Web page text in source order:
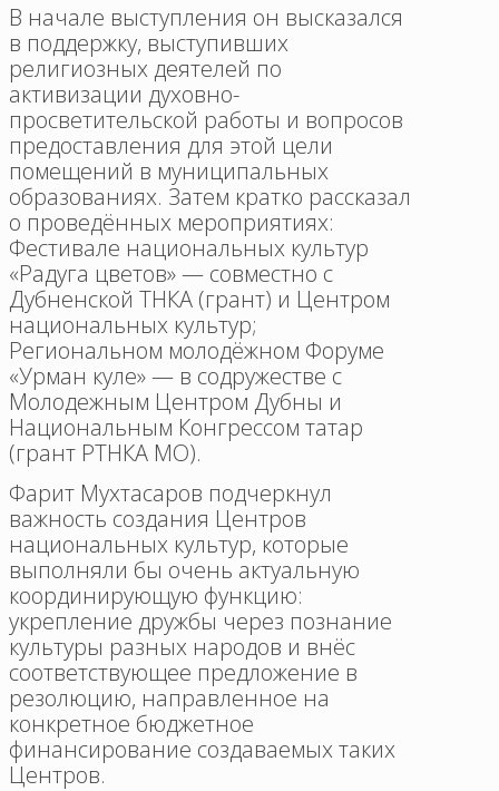
В начале выступления он высказался
в поддержку, выступивших
религиозных деятелей по
активизации духовно-
просветительской работы и вопросов
предоставления для этой цели
помещений в муниципальных
образованиях. Затем кратко рассказал
о проведённых мероприятиях:
Фестивале национальных культур
«Радуга цветов» — совместно с
Дубненской ТНКА (грант) и Центром
национальных культур;
Региональном молодёжном Форуме
«Урман куле» — в содружестве с
Молодежным Центром Дубны и
Национальным Конгрессом татар
(грант РТНКА МО).
Фарит Мухтасаров подчеркнул
важность создания Центров
национальных культур, которые
выполняли бы очень актуальную
координирующую функцию:
укрепление дружбы через познание
культуры разных народов и внёс
соответствующее предложение в
резолюцию, направленное на
конкретное бюджетное
финансирование создаваемых таких
Центров.